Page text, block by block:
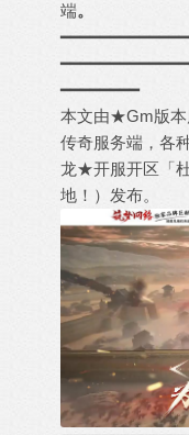
端。
━━━━━━━━
本文由★Gm版本
传奇服务端 ，各
龙★开服开区「
地！）发布。